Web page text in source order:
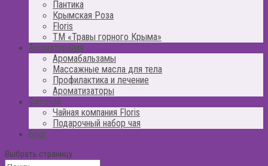
Пантика
Крымская Роза
Floris
ТМ «Травы горного Крыма»
Ароматерапия
Аромабальзамы
Массажные масла для тела
Профилактика и лечение
Ароматизаторы
Фиточай
Чайная компания Floris
Подарочный набор чая
Блог
Выбрать страницу